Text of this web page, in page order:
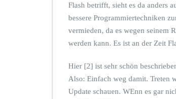
Flash betrifft, sieht es da anders
bessere Programmiertechniken
vermieden, da es wegen seinem
werden kann. Es ist an der Zeit
Hier [2] ist sehr schön
Also: Einfach weg damit. Treten
Update schauen. WEnn es gar